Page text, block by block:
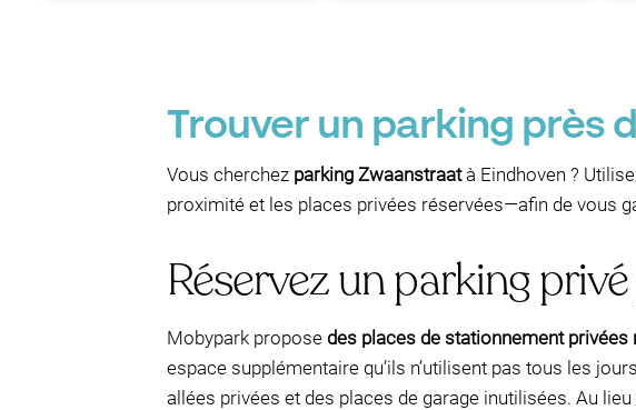
Trouver un parking près
Vous cherchez parking Zwaanstraatà Eindhoven ?
proximité et les places privées réservées—afin de vous
Réservez un parking
Mobypark propose des places de stationnement privées
espace supplémentaire qu’ils n’utilisent pas tous les
allées privées et des places de garage inutilisées. Au